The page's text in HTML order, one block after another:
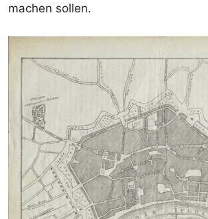
machen sollen.